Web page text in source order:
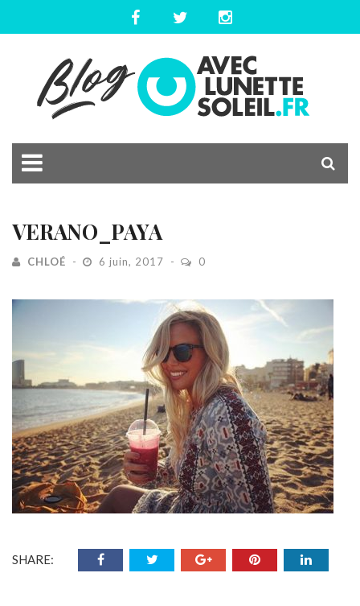
VERANO_PAYA
CHLOÉ 6 juin, 2017 0
SHARE: